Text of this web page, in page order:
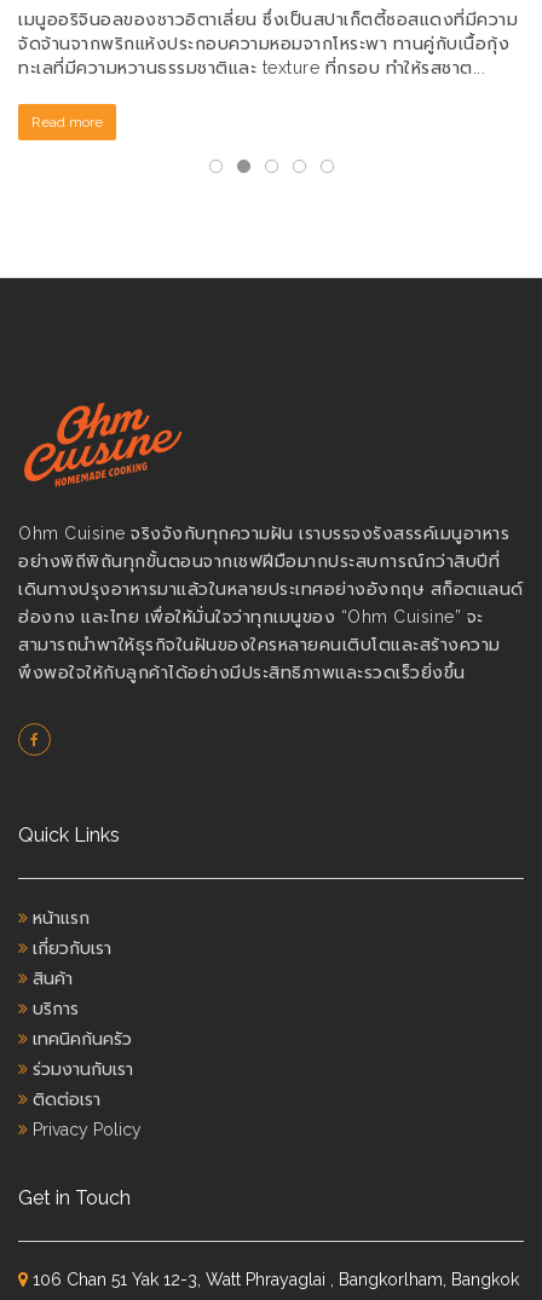
เมนูออริจินอลของชาวอิตาเลี่ยน ซึ่งเป็นสปาเก็ตตี้ซอสแดงที่มีความ
จัดจ้านจากพริกแห้งประกอบความหอมจากโหระพา ทานคู่กับเนื้อกุ้ง
ทะเลที่มีความหวานธรรมชาติและ texture ที่กรอบ ทำให้รสชาต...
Read more
Ohm Cuisine จริงจังกับทุกความฝัน เราบรรจงรังสรรค์เมนูอาหาร
อย่างพิถีพิถันทุกขั้นตอนจากเชฟฝีมือมากประสบการณ์กว่าสิบปีที่
เดินทางปรุงอาหารมาแล้วในหลายประเทศอย่างอังกฤษ สก็อตแลนด์
ฮ่องกง และไทย เพื่อให้มั่นใจว่าทุกเมนูของ “Ohm Cuisine” จะ
สามารถนำพาให้ธุรกิจในฝันของใครหลายคนเติบโตและสร้างความ
พึงพอใจให้กับลูกค้าได้อย่างมีประสิทธิภาพและรวดเร็วยิ่งขึ้น
Quick Links
หน้าแรก
เกี่ยวกับเรา
สินค้า
บริการ
เทคนิคก้นครัว
ร่วมงานกับเรา
ติดต่อเรา
Privacy Policy
Get in Touch
106 Chan 51 Yak 12-3, Watt Phrayaglai , Bangkorlham, Bangkok